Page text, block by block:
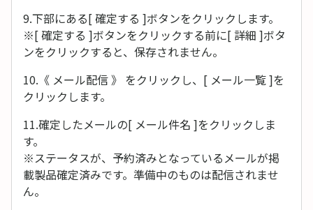
9.下部にある[ 確定する ]ボタンをクリックします。
※[ 確定する ]ボタンをクリックする前に[ 詳細 ]ボタ
ンをクリックすると、保存されません。
10.《 メール配信 》 をクリックし、[ メール一覧 ]を
クリックします。
11.確定したメールの[ メール件名 ]をクリックしま
す。
※ステータスが、予約済みとなっているメールが掲
載製品確定済みです。準備中のものは配信されませ
ん。